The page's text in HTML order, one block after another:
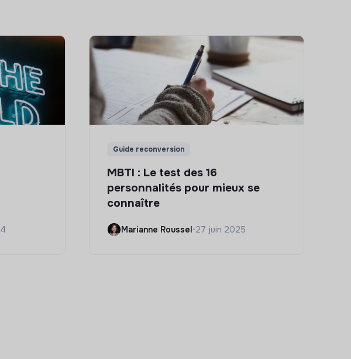
Guide reconversion
MBTI : Le test des 16
personnalités pour mieux se
connaître
Marianne Roussel•27 juin 2025